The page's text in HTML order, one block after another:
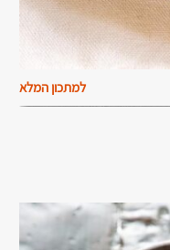
למתכון המלא